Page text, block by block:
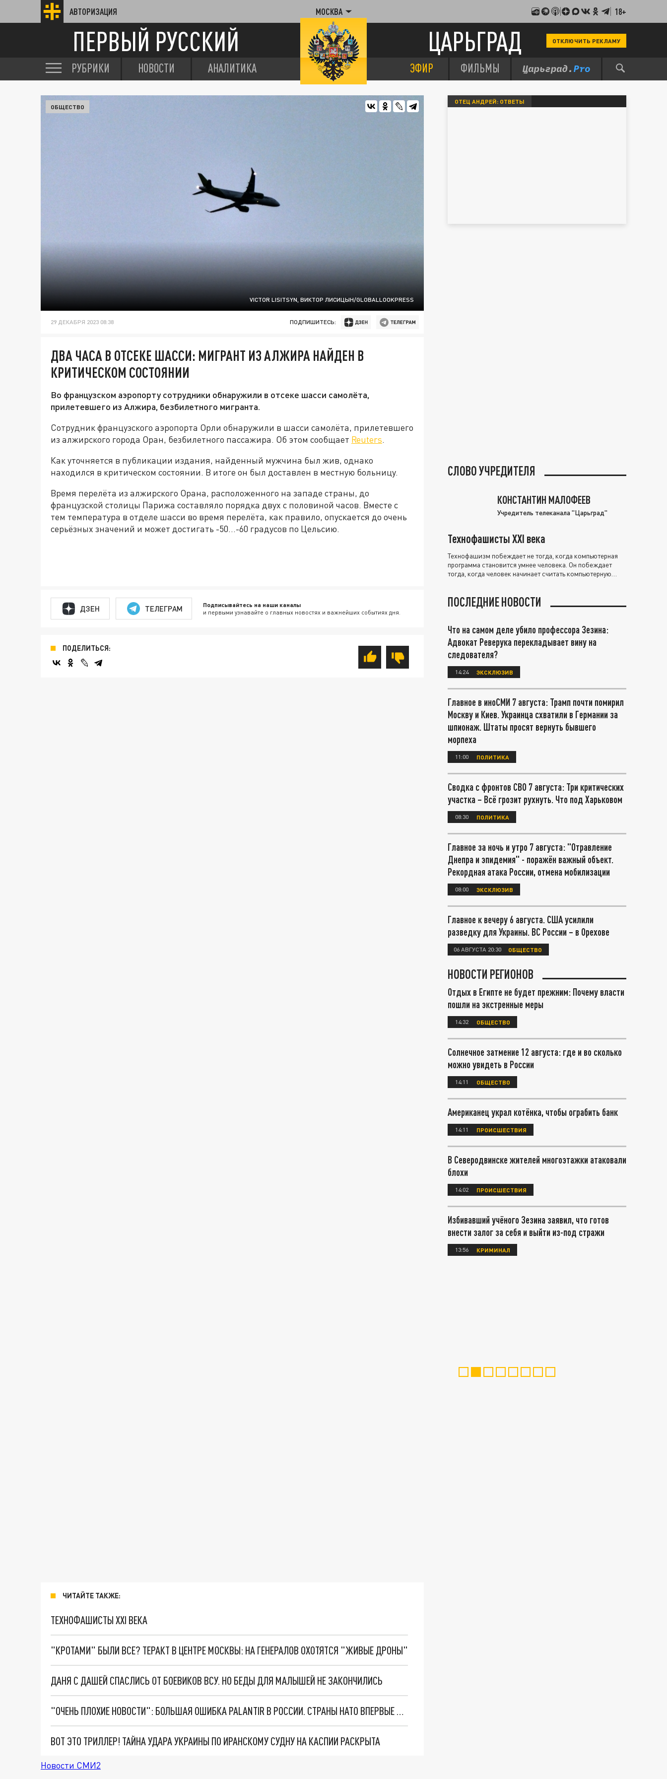
АВТОРИЗАЦИЯ МОСКВА 18+
ПЕРВЫЙ РУССКИЙ ЦАРЬГРАД ОТКЛЮЧИТЬ РЕКЛАМУ
РУБРИКИ НОВОСТИ АНАЛИТИКА ЭФИР ФИЛЬМЫ
VICTOR LISITSYN, ВИКТОР ЛИСИЦЫН/GLOBALLOOKPRESS
ОБЩЕСТВО
29 ДЕКАБРЯ 2023 08:38 ПОДПИШИТЕСЬ:
ДВА ЧАСА В ОТСЕКЕ ШАССИ: МИГРАНТ ИЗ АЛЖИРА НАЙДЕН В
КРИТИЧЕСКОМ СОСТОЯНИИ
Во французском аэропорту сотрудники обнаружили в отсеке шасси самолёта,
прилетевшего из Алжира, безбилетного мигранта.
Сотрудник французского аэропорта Орли обнаружили в шасси самолёта, прилетевшего
из алжирского города Оран, безбилетного пассажира. Об этом сообщает Reuters.
Как уточняется в публикации издания, найденный мужчина был жив, однако
находился в критическом состоянии. В итоге он был доставлен в местную больницу.
Время перелёта из алжирского Орана, расположенного на западе страны, до
французской столицы Парижа составляло порядка двух с половиной часов. Вместе с
тем температура в отделе шасси во время перелёта, как правило, опускается до очень
серьёзных значений и может достигать -50...-60 градусов по Цельсию.
ДЗЕН ТЕЛЕГРАМ Подписывайтесь на наши каналы
и первыми узнавайте о главных новостях и важнейших событиях дня.
ПОДЕЛИТЬСЯ:
ЧИТАЙТЕ ТАКЖЕ:
ТЕХНОФАШИСТЫ XXI ВЕКА
"КРОТАМИ" БЫЛИ ВСЕ? ТЕРАКТ В ЦЕНТРЕ МОСКВЫ: НА ГЕНЕРАЛОВ ОХОТЯТСЯ "ЖИВЫЕ ДРОНЫ"
ДАНЯ С ДАШЕЙ СПАСЛИСЬ ОТ БОЕВИКОВ ВСУ. НО БЕДЫ ДЛЯ МАЛЫШЕЙ НЕ ЗАКОНЧИЛИСЬ
"ОЧЕНЬ ПЛОХИЕ НОВОСТИ": БОЛЬШАЯ ОШИБКА PALANTIR В РОССИИ. СТРАНЫ НАТО ВПЕРВЫЕ ЗА СВО ОСТАНОВИЛИ ПОСТАВКИ ОРУЖИЯ. ВСУ ТЕРЯЮТ ПРИГРАНИЧЬЕ?
ВОТ ЭТО ТРИЛЛЕР! ТАЙНА УДАРА УКРАИНЫ ПО ИРАНСКОМУ СУДНУ НА КАСПИИ РАСКРЫТА
Новости СМИ2
ОТЕЦ АНДРЕЙ: ОТВЕТЫ
СЛОВО УЧРЕДИТЕЛЯ
КОНСТАНТИН МАЛОФЕЕВ
Учредитель телеканала "Царьград"
Технофашисты XXI века
Технофашизм побеждает не тогда, когда компьютерная
программа становится умнее человека. Он побеждает
тогда, когда человек начинает считать компьютерную
ПОСЛЕДНИЕ НОВОСТИ
Что на самом деле убило профессора Зезина:
Адвокат Реверука перекладывает вину на
следователя?
14:24 ЭКСКЛЮЗИВ
Главное в иноСМИ 7 августа: Трамп почти помирил
Москву и Киев. Украинца схватили в Германии за
шпионаж. Штаты просят вернуть бывшего
морпеха
11:00 ПОЛИТИКА
Сводка с фронтов СВО 7 августа: Три критических
участка – Всё грозит рухнуть. Что под Харьковом
08:30 ПОЛИТИКА
Главное за ночь и утро 7 августа: "Отравление
Днепра и эпидемия" - поражён важный объект.
Рекордная атака России, отмена мобилизации
08:00 ЭКСКЛЮЗИВ
Главное к вечеру 6 августа. США усилили
разведку для Украины. ВС России – в Орехове
06 АВГУСТА 20:30 ОБЩЕСТВО
НОВОСТИ РЕГИОНОВ
Отдых в Египте не будет прежним: Почему власти
пошли на экстренные меры
14:32 ОБЩЕСТВО
Солнечное затмение 12 августа: где и во сколько
можно увидеть в России
14:11 ОБЩЕСТВО
Американец украл котёнка, чтобы ограбить банк
14:11 ПРОИСШЕСТВИЯ
В Северодвинске жителей многоэтажки атаковали
блохи
14:02 ПРОИСШЕСТВИЯ
Избивавший учёного Зезина заявил, что готов
внести залог за себя и выйти из-под стражи
13:56 КРИМИНАЛ